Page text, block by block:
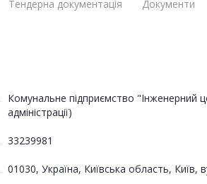
Тендерна документація Документи
Комунальне підприємство "Інженерний
адміністрації)
33239981
01030, Україна, Київська область, Київ,